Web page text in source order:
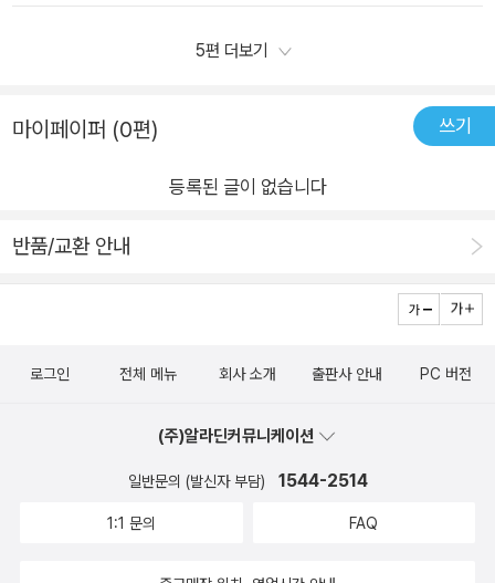
식, 안정, 생명의 힘, 설렘, 위로를 건네지요.<하이킹>은 자연이
주는 이 많은 것들을 소리가 아닌 그림과 이야기로 표현했어요.자
아빠와 아이 덕에특별한 하루를 보내니 잊지 못할 추억이 생기고
아빠의 마음을 더 잘 알 수 있었지요.덕분에 저 역시 어릴 적 온
가족이 매주 오르던 등산의 추억들을 꺼내게 되었지요.정상에서
징거리지만 하산 후 상점에서 먹던 아이스크림도 잊을 수 없네요.
게 많은 그림책이지만아빠와의 추억과 사랑, 자연이 주는 치유와
족사진은 가족의 역사를 미루어 짐작하게 하지요.가족의 모습과
그림책 -1980년 7월 8일 미국 유타주에서 태어나 화가인 어머니
늘에서 음식이 내린다면>, <앵그리버드 더 무비> 등 캐릭터 디
자이너로 활약했어요.미국 캘리포니아 주에서 살며 어린이를 위
으며 아빠와의 추억을 담아봅니다.이 그림 동화책에는 글자가 거
그럼책인데 글이 있는 그림책 보다도 훨씬 다양한 감정과 상상력
로 상상하고 글을 만들어 가는 즐거움이 있는 것 같습니다. 그리
마음에 듭니다.책 판형도 크고 일러스트가 너무나 마음에 들어서
무 좋았는데 특히 가지고 갔던 나무 묘목을 심고 기념 사진을 남
많이 받고 추천도서로 꼽는 곳도 참 많았는데 읽어보니 그럴만하
니라 하이킹 속에서 만나는 자연속에서 아빠와 아들의 유대와 추
억이 녹아있는 가슴 따뜻한 그림책이네요
과 날씨에 따라 그 모습이 무척이나 다양하게 다가올 수 있는 것
히말라야에 오르듯 화창한 날씨 속에서 동물들의 발자국을 찾고
아름다운 경관에 감탄하다가도 아빠와 함께 '팀'을 이뤄 가기에
물길도 가파른 암벽도 든든히 올라갈 수 있는 것이겠지요. 글이
기 하고 있구나 하는 생각이 들었습니다.​등산을 해서 정상에 오르
노라!하구요. 그 이정표가 없는 곳에서는 국기를 꽂아놓고 사진을
오른 것일까요? 정상에 오르는 것이 목적 이었을까요?이들이 다
비어있는 땅에 가방에 고이 담아간 작은 묘목을 꺼내 심네요. 그
와 아이의 모습에 저절로 미소가 지어집니다.자연스레 그들이 보
고 있던 앨범에 눈길이 가는데요, 그동안의 등산을 담아놓은 사진
5편 더보기
마이페이퍼 (0편) 쓰기
등록된 글이 없습니다
반품/교환 안내
로그인 전체 메뉴 회사 소개 출판사 안내 PC 버전
(주)알라딘커뮤니케이션
일반문의 (발신자 부담) 1544-2514
1:1 문의 FAQ